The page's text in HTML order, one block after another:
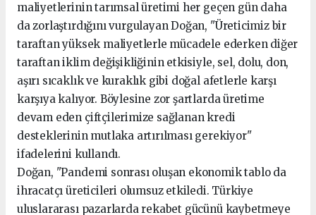
maliyetlerinin tarımsal üretimi her geçen gün daha
da zorlaştırdığını vurgulayan Doğan, "Üreticimiz bir
taraftan yüksek maliyetlerle mücadele ederken diğer
taraftan iklim değişikliğinin etkisiyle, sel, dolu, don,
aşırı sıcaklık ve kuraklık gibi doğal afetlerle karşı
karşıya kalıyor. Böylesine zor şartlarda üretime
devam eden çiftçilerimize sağlanan kredi
desteklerinin mutlaka artırılması gerekiyor"
ifadelerini kullandı.
Doğan, "Pandemi sonrası oluşan ekonomik tablo da
ihracatçı üreticileri olumsuz etkiledi. Türkiye
uluslararası pazarlarda rekabet gücünü kaybetmeye